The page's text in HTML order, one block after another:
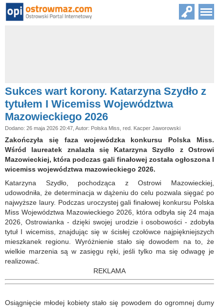
Sukces wart korony. Katarzyna Szydło z
tytułem I Wicemiss Województwa
Mazowieckiego 2026
Dodano: 26 maja 2026 20:47, Autor: Polska Miss, red. Kacper Jaworowski
Zakończyła się faza wojewódzka konkursu Polska Miss.
Wśród laureatek znalazła się Katarzyna Szydło z Ostrowi
Mazowieckiej, która podczas gali finałowej została ogłoszona I
wicemiss województwa mazowieckiego 2026.
Katarzyna Szydło, pochodząca z Ostrowi Mazowieckiej,
udowodniła, że determinacja w dążeniu do celu pozwala sięgać po
najwyższe laury. Podczas uroczystej gali finałowej konkursu Polska
Miss Województwa Mazowieckiego 2026, która odbyła się 24 maja
2026, Ostrowianka - dzięki swojej urodzie i osobowości - zdobyła
tytuł I wicemiss, znajdując się w ścisłej czołówce najpiękniejszych
mieszkanek regionu. Wyróżnienie stało się dowodem na to, że
wielkie marzenia są w zasięgu ręki, jeśli tylko ma się odwagę je
realizować.
REKLAMA
Osiągnięcie młodej kobiety stało się powodem do ogromnej dumy